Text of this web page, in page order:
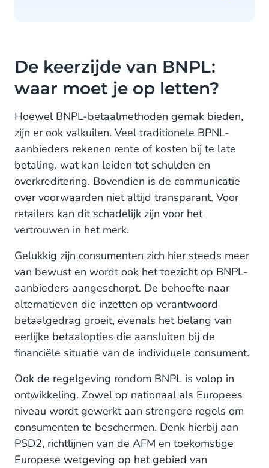
De keerzijde van BNPL:
waar moet je op letten?
Hoewel BNPL-betaalmethoden gemak bieden,
zijn er ook valkuilen. Veel traditionele BPNL-
aanbieders rekenen rente of kosten bij te late
betaling, wat kan leiden tot schulden en
overkreditering. Bovendien is de communicatie
over voorwaarden niet altijd transparant. Voor
retailers kan dit schadelijk zijn voor het
vertrouwen in het merk.
Gelukkig zijn consumenten zich hier steeds meer
van bewust en wordt ook het toezicht op BNPL-
aanbieders aangescherpt. De behoefte naar
alternatieven die inzetten op verantwoord
betaalgedrag groeit, evenals het belang van
eerlijke betaalopties die aansluiten bij de
financiële situatie van de individuele consument.
Ook de regelgeving rondom BNPL is volop in
ontwikkeling. Zowel op nationaal als Europees
niveau wordt gewerkt aan strengere regels om
consumenten te beschermen. Denk hierbij aan
PSD2, richtlijnen van de AFM en toekomstige
Europese wetgeving op het gebied van